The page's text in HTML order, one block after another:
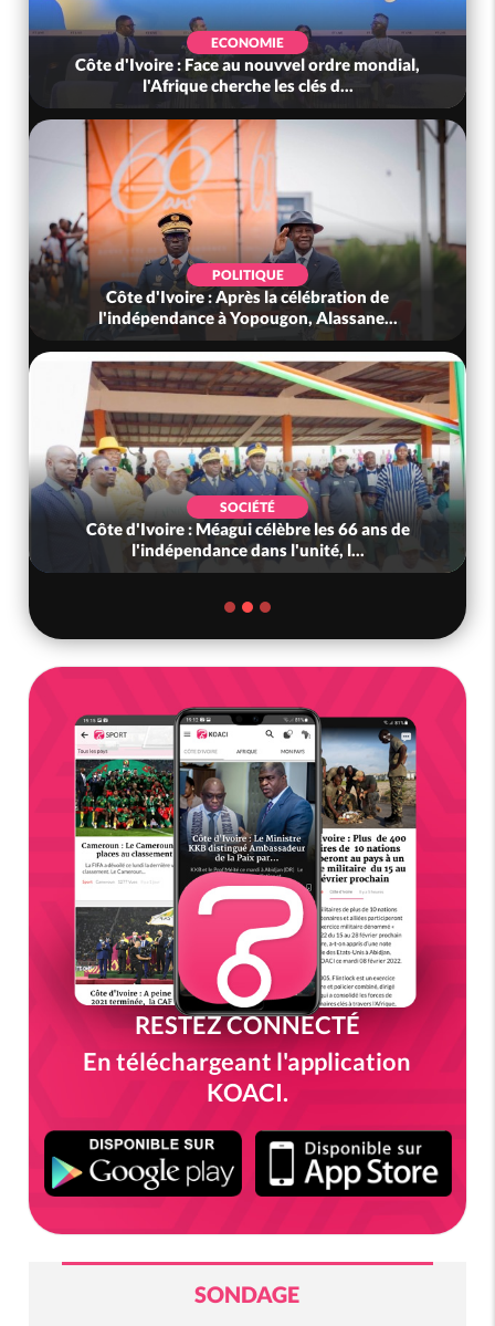
ECONOMIE
Côte d'Ivoire : Face au nouvvel ordre mondial,
l'Afrique cherche les clés d...
POLITIQUE
Côte d'Ivoire : Après la célébration de
l'indépendance à Yopougon, Alassane...
SOCIÉTÉ
Côte d'Ivoire : Méagui célèbre les 66 ans de
l'indépendance dans l'unité, l...
RESTEZ CONNECTÉ
En téléchargeant l'application
KOACI.
SONDAGE